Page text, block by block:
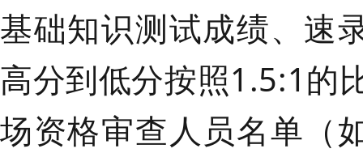
基础知识测试成绩、速
高分到低分按照1.5:1的
场资格审查人员名单（